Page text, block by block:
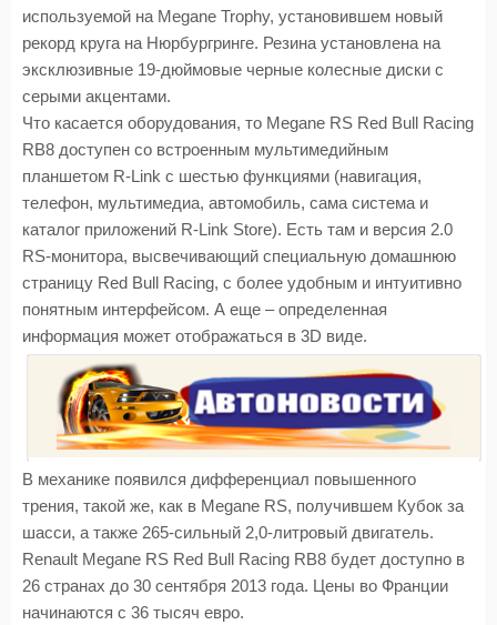
используемой на Megane Trophy, установившем новый
рекорд круга на Нюрбургринге. Резина установлена на
эксклюзивные 19-дюймовые черные колесные диски с
серыми акцентами.
Что касается оборудования, то Megane RS Red Bull Racing
RB8 доступен со встроенным мультимедийным
планшетом R-Link с шестью функциями (навигация,
телефон, мультимедиа, автомобиль, сама система и
каталог приложений R-Link Store). Есть там и версия 2.0
RS-монитора, высвечивающий специальную домашнюю
страницу Red Bull Racing, с более удобным и интуитивно
понятным интерфейсом. А еще – определенная
информация может отображаться в 3D виде.
В механике появился дифференциал повышенного
трения, такой же, как в Megane RS, получившем Кубок за
шасси, а также 265-сильный 2,0-литровый двигатель.
Renault Megane RS Red Bull Racing RB8 будет доступно в
26 странах до 30 сентября 2013 года. Цены во Франции
начинаются с 36 тысяч евро.